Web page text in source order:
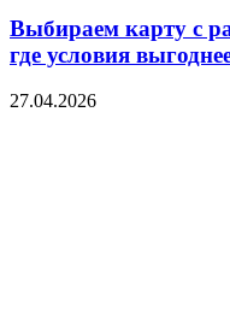
Выбираем карту с
где условия
27.04.2026